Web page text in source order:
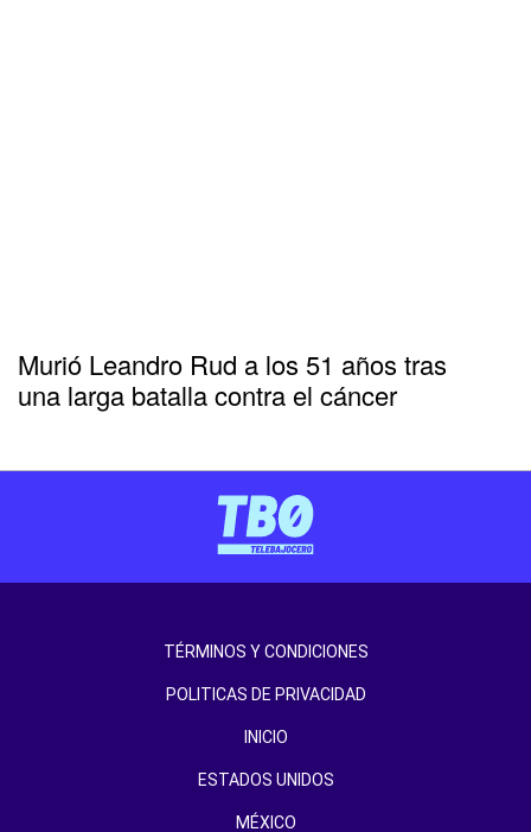
Murió Leandro Rud a los 51 años tras
una larga batalla contra el cáncer
TÉRMINOS Y CONDICIONES
POLITICAS DE PRIVACIDAD
INICIO
ESTADOS UNIDOS
MÉXICO